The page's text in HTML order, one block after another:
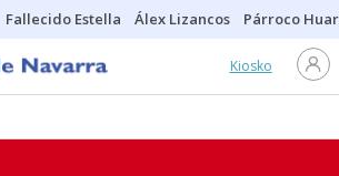
Fallecido Estella Álex Lizancos Párroco
Kiosko